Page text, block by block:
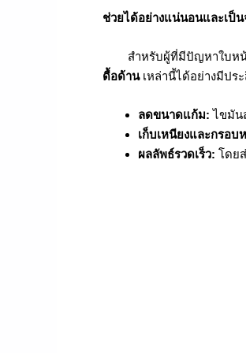
ช่วยได้อย่างแน่นอนและเป็
สำหรับผู้ที่มีปัญหาใบหน้าไ
ดื้อด้านเหล่านี้ได้อย่างมีปร
ลดขนาดแก้ม: ไขมัน
เก็บเหนียงและกรอบ
ผลลัพธ์รวดเร็ว: โดย